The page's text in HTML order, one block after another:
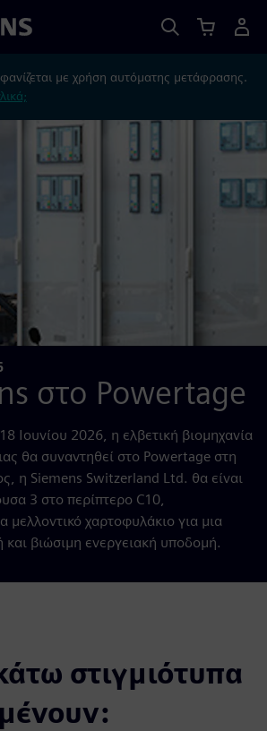
με χρήση αυτόματης μετάφρασης.
στο Powertage
Ιουνίου 2026, η ελβετική βιομηχανία
θα συναντηθεί στο Powertage στη
η Siemens Switzerland Ltd. θα είναι
3 στο περίπτερο C10,
μελλοντικό χαρτοφυλάκιο για μια
βιώσιμη ενεργειακή υποδομή.
στιγμιότυπα